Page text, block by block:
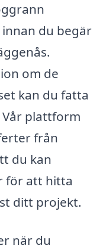
du begär
om de
kan du fatta
plattform
från
du kan
för att hitta
ditt projekt.
när du